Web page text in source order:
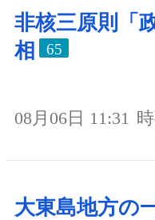
非核三原則「
相
65
08月06日 11:31
大東島地方の